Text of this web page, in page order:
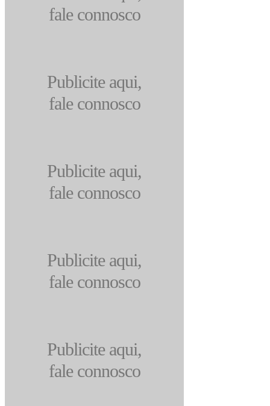
fale connosco
Publicite aqui,
fale connosco
Publicite aqui,
fale connosco
Publicite aqui,
fale connosco
Publicite aqui,
fale connosco